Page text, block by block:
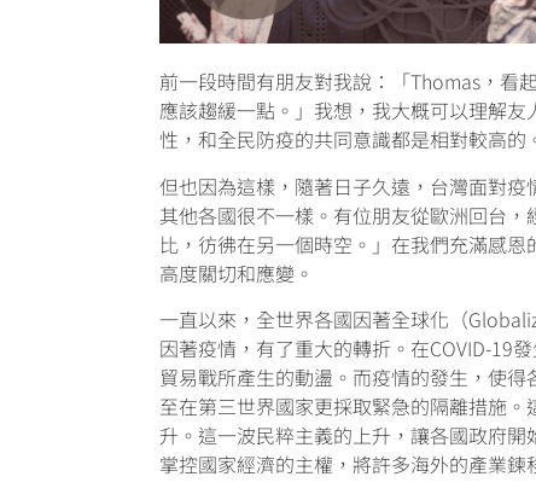
前一段時間有朋友對我說：「Thomas，看
應該趨緩一點。」我想，我大概可以理解
性，和全民防疫的共同意識都是相對較高的
但也因為這樣，隨著日子久遠，台灣面對
其他各國很不一樣。有位朋友從歐洲回台
比，彷彿在另一個時空。」在我們充滿感
高度關切和應變。
一直以來，全世界各國因著全球化（
因著疫情，有了重大的轉折。在COVID-19
貿易戰所產生的動盪。而疫情的發生，使
至在第三世界國家更採取緊急的隔離措施
升。這一波民粹主義的上升，讓各國政府
掌控國家經濟的主權，將許多海外的產業鍊